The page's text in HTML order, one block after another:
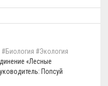
#Биология #Экология
«Лесные
Попсуй